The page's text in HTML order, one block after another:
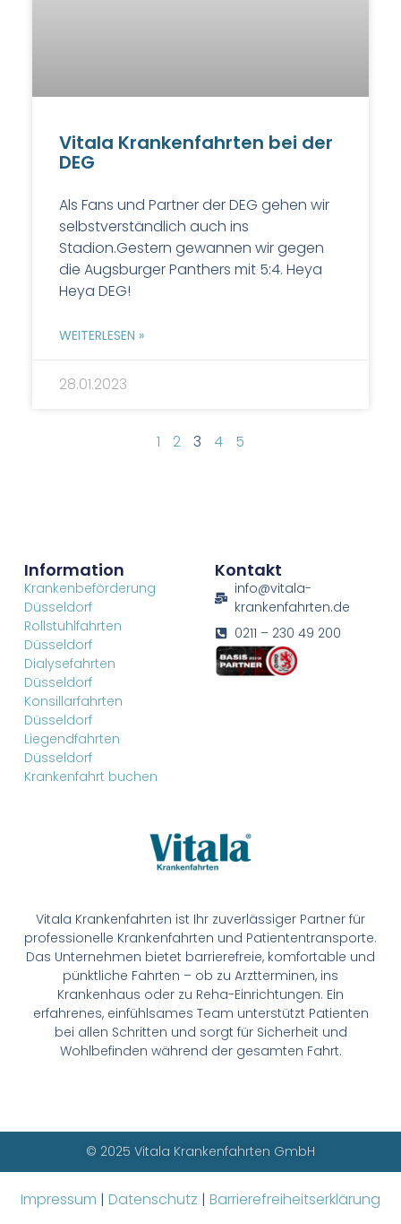
Vitala Krankenfahrten bei der
DEG
Als Fans und Partner der DEG gehen wir
selbstverständlich auch ins
Stadion.Gestern gewannen wir gegen
die Augsburger Panthers mit 5:4. Heya
Heya DEG!
WEITERLESEN »
28.01.2023
1 2 3 4 5
Vitala Krankenfahrten ist Ihr zuverlässiger Partner für
professionelle Krankenfahrten und Patiententransporte.
Das Unternehmen bietet barrierefreie, komfortable und
pünktliche Fahrten – ob zu Arztterminen, ins
Krankenhaus oder zu Reha-Einrichtungen. Ein
erfahrenes, einfühlsames Team unterstützt Patienten
bei allen Schritten und sorgt für Sicherheit und
Wohlbefinden während der gesamten Fahrt.
Information
Krankenbeförderung
Düsseldorf
Rollstuhlfahrten
Düsseldorf
Dialysefahrten
Düsseldorf
Konsillarfahrten
Düsseldorf
Liegendfahrten
Düsseldorf
Krankenfahrt buchen
Kontakt
info@vitala-
krankenfahrten.de
0211 – 230 49 200
© 2025 Vitala Krankenfahrten GmbH
Impressum | Datenschutz | Barrierefreiheitserklärung